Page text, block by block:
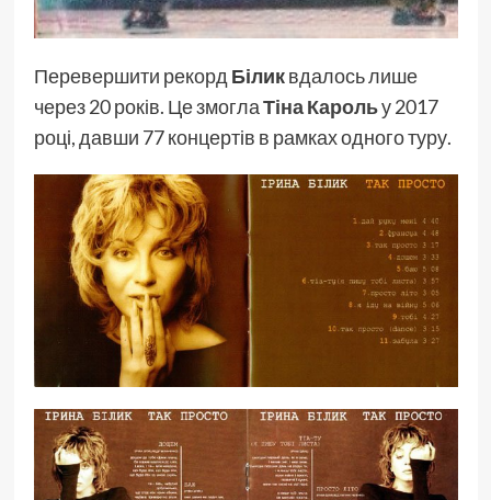
Перевершити рекорд Біликвдалось лише
через 20 років. Це змоглаТіна Карольу 2017
році, давши 77 концертів в рамках одного туру.